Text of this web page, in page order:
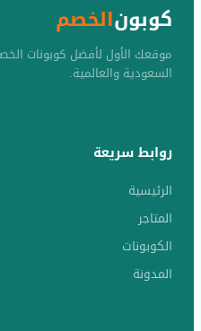
كوبونالخصم
موقعك الأول لأفضل كوبونات
السعودية والعالمية.
روابط سريعة
الرئيسية
المتاجر
الكوبونات
المدونة